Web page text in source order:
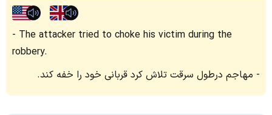
The attacker tried to choke his victim during the
robbery.
مهاجم درطول سرقت تلاش کرد قربانی خود را خفه کند.